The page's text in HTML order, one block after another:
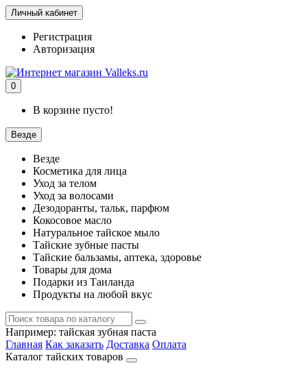
Личный кабинет
Регистрация
Авторизация
0
В корзине пусто!
Везде
Везде
Косметика для лица
Уход за телом
Уход за волосами
Дезодоранты, тальк, парфюм
Кокосовое масло
Натуральное тайское мыло
Тайские зубные пасты
Тайские бальзамы, аптека, здоровье
Товары для дома
Подарки из Таиланда
Продукты на любой вкус
Например: тайская зубная паста
Главная Как заказать Доставка Оплата
Каталог тайских товаров